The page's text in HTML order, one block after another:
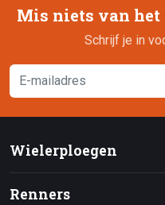
Mis niets van
Schrijf je in
Wielerploegen
Renners